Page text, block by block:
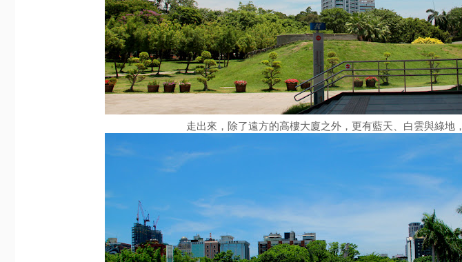
走出來，除了遠方的高樓大廈之外，更有藍天、白雲與綠地，